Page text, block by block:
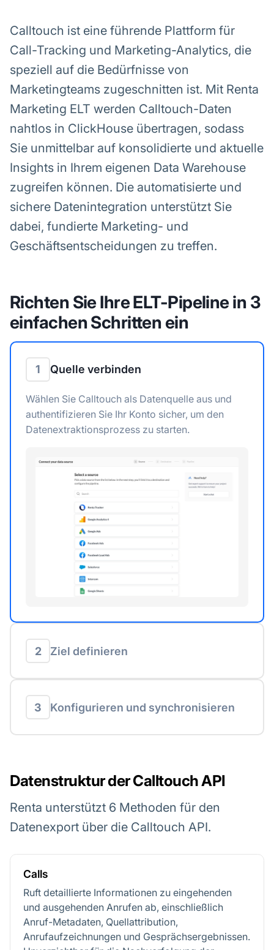
Calltouch ist eine führende Plattform für
Call-Tracking und Marketing-Analytics, die
speziell auf die Bedürfnisse von
Marketingteams zugeschnitten ist. Mit Renta
Marketing ELT werden Calltouch-Daten
nahtlos in ClickHouse übertragen, sodass
Sie unmittelbar auf konsolidierte und aktuelle
Insights in Ihrem eigenen Data Warehouse
zugreifen können. Die automatisierte und
sichere Datenintegration unterstützt Sie
dabei, fundierte Marketing- und
Geschäftsentscheidungen zu treffen.
Richten Sie Ihre ELT-Pipeline in 3
einfachen Schritten ein
1 Quelle verbinden
Wählen Sie Calltouch als Datenquelle aus und
authentifizieren Sie Ihr Konto sicher, um den
Datenextraktionsprozess zu starten.
2 Ziel definieren
3 Konfigurieren und synchronisieren
Datenstruktur der Calltouch API
Renta unterstützt 6 Methoden für den
Datenexport über die Calltouch API.
Calls
Ruft detaillierte Informationen zu eingehenden
und ausgehenden Anrufen ab, einschließlich
Anruf-Metadaten, Quellattribution,
Anrufaufzeichnungen und Gesprächsergebnissen.